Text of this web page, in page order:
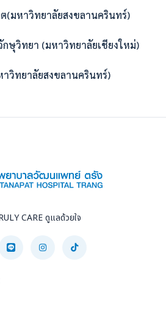
มหาวิทยาลัยสงขลานครินทร์)
ษุวิทยา (มหาวิทยาลัยเชียงใหม่)
วิทยาลัยสงขลานครินทร์)
CARE ดูแลด้วยใจ